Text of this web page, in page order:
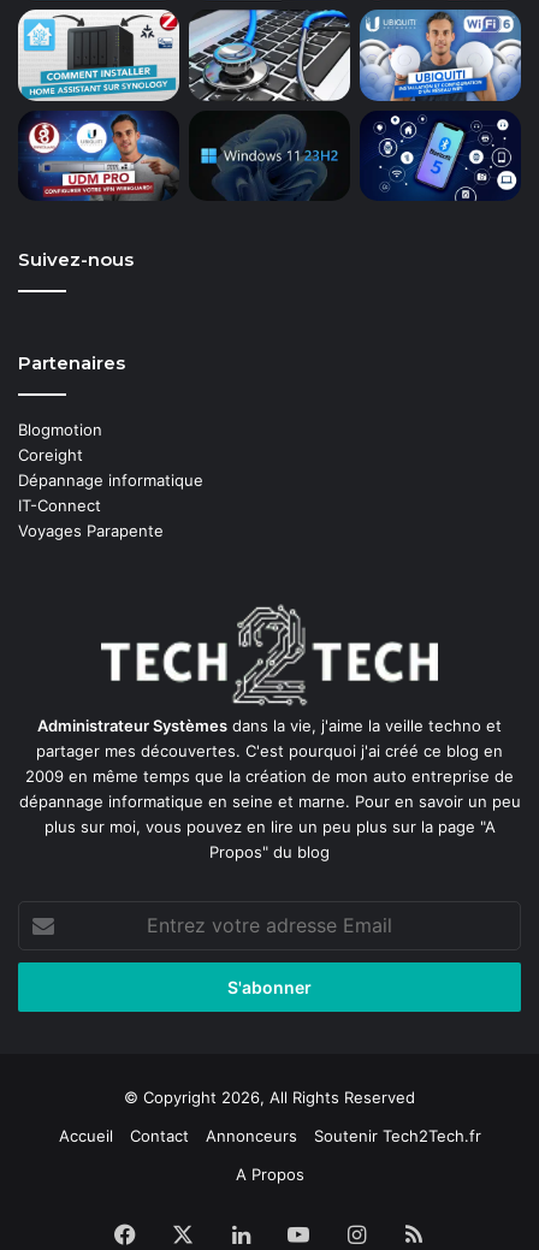
Suivez-nous
Partenaires
Blogmotion
Coreight
Dépannage informatique
IT-Connect
Voyages Parapente
Administrateur Systèmes dans la vie, j'aime la veille techno et
partager mes découvertes. C'est pourquoi j'ai créé ce blog en
2009 en même temps que la création de mon auto entreprise de
dépannage informatique en seine et marne. Pour en savoir un peu
plus sur moi, vous pouvez en lire un peu plus sur la page "A
Propos" du blog
votre
adresse
© Copyright 2026, All Rights Reserved
Accueil
Contact Annonceurs
Soutenir Tech2Tech.fr
A Propos
Facebook LinkedinYouTubeInstagram